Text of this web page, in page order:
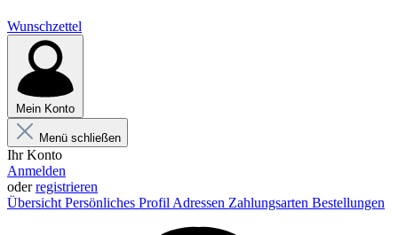
Wunschzettel
Mein Konto
Menü schließen
Ihr Konto
Anmelden
oderregistrieren
Übersicht Persönliches Profil Adressen Zahlungsarten Bestellungen